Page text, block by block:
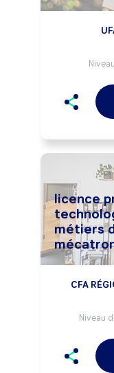
licence
métiers
CFA
Niveau